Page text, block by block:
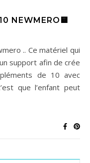
NEWMERO🟨
support afin de crée
de 10 avec
que l’enfant peut